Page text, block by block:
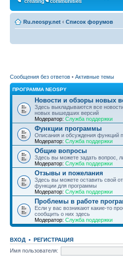
Ru.neospy.net ‹ Список форумов
Сообщения без ответов • Активные темы
ПРОГРАММА NEOSPY
Новости и обзоры новых
Здесь выкладываются все
новых вышедших версий
Модератор: Служба поддержки
Функции программы
Описания и обсуждения функций
Модератор: Служба поддержки
Общие вопросы
Здесь вы можете задать вопрос,
Модератор: Служба поддержки
Отзывы и пожелания
Здесь вы можете оставить свой
функции для программы
Модератор: Служба поддержки
Проблемы в работе
Если у вас возникают какие-то
сообщить о них здесь
Модератор: Служба поддержки
ВХОД • РЕГИСТРАЦИЯ
Имя пользователя: